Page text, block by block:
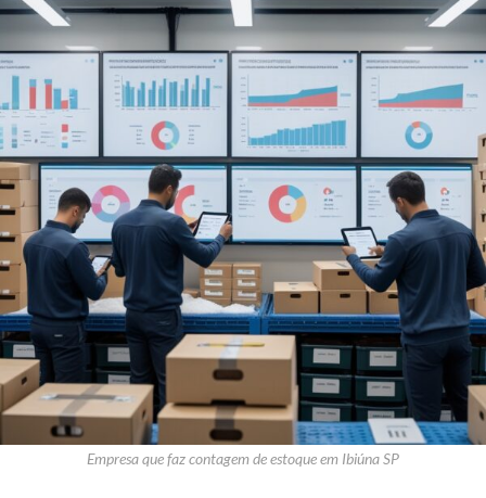
Empresa que faz contagem de estoque em Ibiúna SP